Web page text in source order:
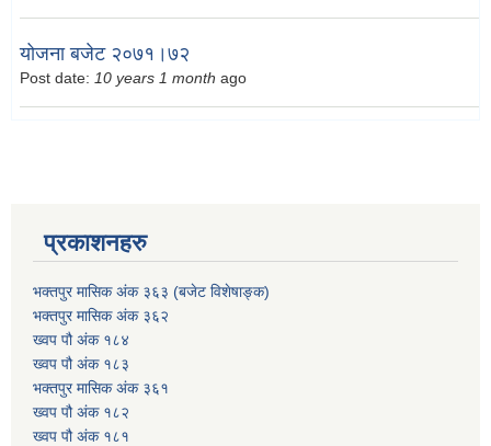
योजना बजेट २०७१।७२
Post date: 10 years 1 month ago
प्रकाशनहरु
भक्तपुर मासिक अंक ३६३ (बजेट विशेषाङ्क)
भक्तपुर मासिक अंक ३६२
ख्वप पौ अंक १८४
ख्वप पौ अंक १८३
भक्तपुर मासिक अंक ३६१
ख्वप पौ अंक १८२
ख्वप पौ अंक १८१